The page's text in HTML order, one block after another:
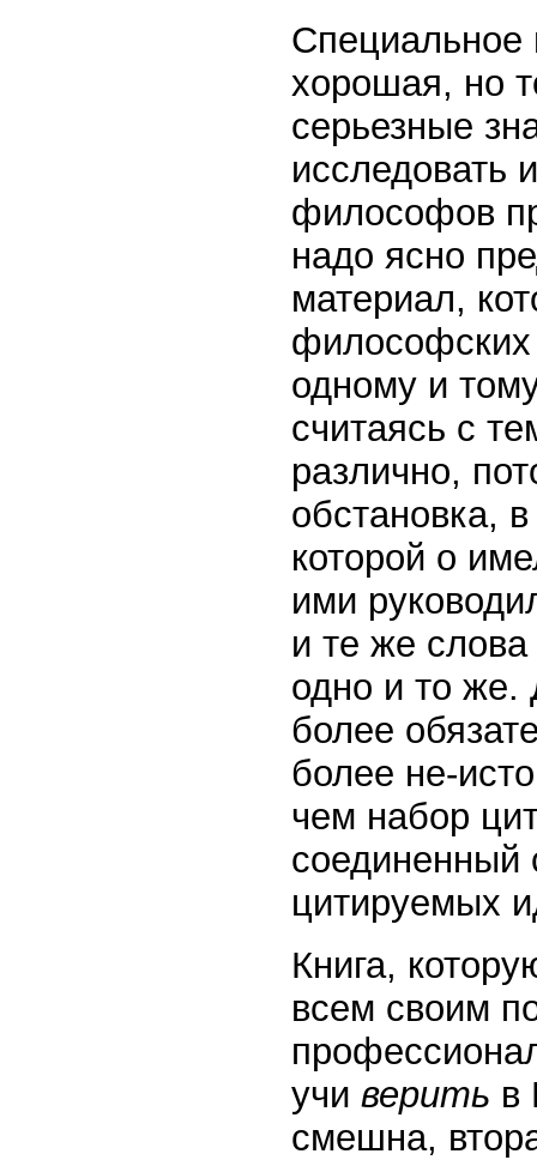
хорошая, но
серьезные
исследовать
философов
надо ясно
материал,
философских
одному и
считаясь с
различно,
обстановка,
которой о
ими
и те же
одно и то же.
более
более не-
чем набор
соединенный
цитируемых
Книга,
всем своим
учи верить в
смешна,